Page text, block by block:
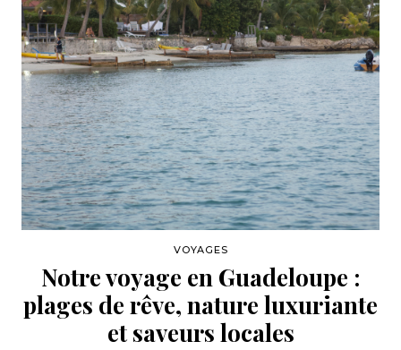
VOYAGES
Notre voyage en Guadeloupe :
plages de rêve, nature luxuriante
et saveurs locales